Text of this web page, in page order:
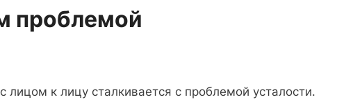
проблемой
к лицу сталкивается с проблемой усталости.